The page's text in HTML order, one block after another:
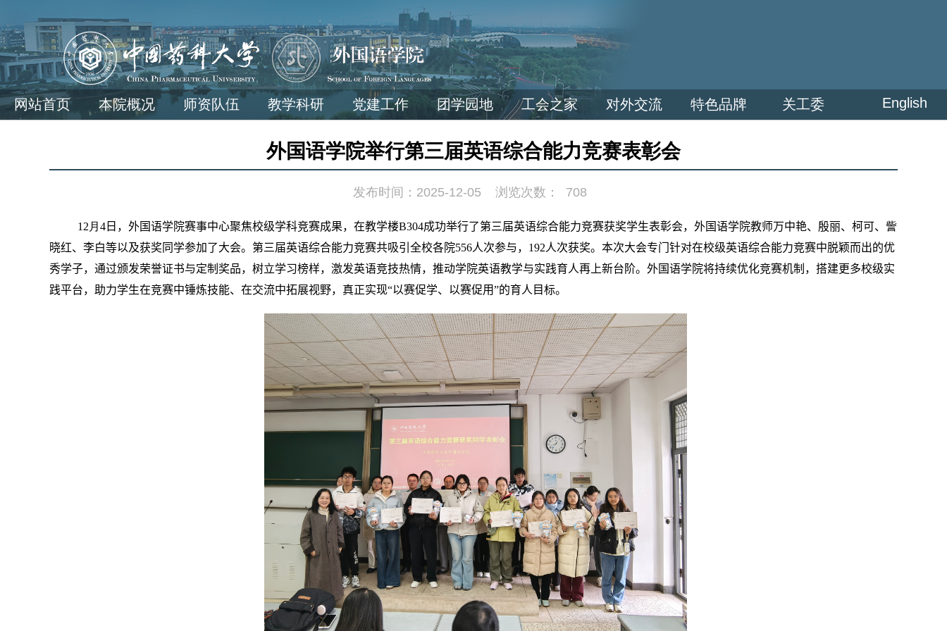
网站首页 本院概况 师资队伍 教学科研 党建工作 团学园地 工会之家 对外交流 特色品牌 关工委 English
外国语学院举行第三届英语综合能力竞赛表彰会
发布时间：2025-12-05 浏览次数： 708
12 月 4 日， 外国语学院赛事中心聚焦校级学科竞赛成果，在教学楼B304成功举行了第三届英语综合能力竞赛获奖学生表彰会，外国语学院教师万中艳、殷丽、柯可、訾
晓红、李白等以及获奖同学参加了大会。 第三届英语综合能力竞赛共吸引全校各院556人次参与， 192人次获奖。本次大会专门针对在校级英语综合能力竞赛中脱颖而出的优
秀学子，通过颁发荣誉证书与定制奖品，树立学习榜样，激发英语竞技热情，推动学院英语教学与实践育人再上新台阶。外国语学院将持续优化竞赛机制，搭建更多校级实
践平台，助力学生在竞赛中锤炼技能、在交流中拓展视野，真正实现“以赛促学、以赛促用”的育人目标。